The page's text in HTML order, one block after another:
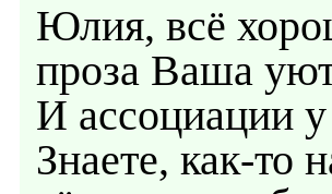
Юлия, всё
проза Ваша
И ассоциации у
Знаете, как-то